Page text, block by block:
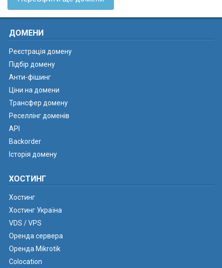
ДОМЕНИ
Реєстрація домену
Підбір домену
Анти-фішинг
Ціни на домени
Трансфер домену
Реселлінг доменів
API
Backorder
Історія домену
ХОСТИНГ
Хостинг
Хостинг Україна
VDS / VPS
Оренда сервера
Оренда Mikrotik
Colocation